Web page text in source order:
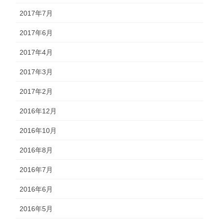
2017年7月
2017年6月
2017年4月
2017年3月
2017年2月
2016年12月
2016年10月
2016年8月
2016年7月
2016年6月
2016年5月